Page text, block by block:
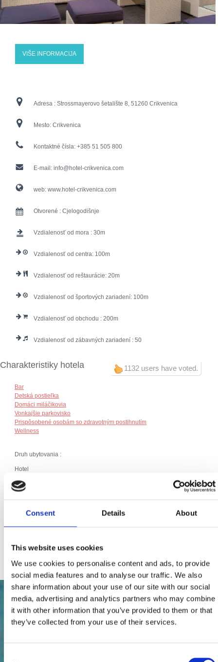
Consent Details About
This website uses cookies
We use cookies to personalise content and ads, to provide
social media features and to analyse our traffic. We also
share information about your use of our site with our social
media, advertising and analytics partners who may combine
it with other information that you’ve provided to them or that
they’ve collected from your use of their services.
VIŠE INFORMACIJA
Adresa : Strossmayerovo šetalište 8, 51260 Crikvenica
Mesto: Crikvenica
Kontaktné čísla: +385 51 505 800
E-mail: info@hotel-crikvenica.com
web: www.hotel-crikvenica.com
Otvorené : Cjelogodišnje
Vzdialenosť od mora : 30
Vzdialenosť od centra: 100
Vzdialenosť od reštaurácie: 20
Vzdialenosť od športových zariadení: 100
Vzdialenosť od obchodu : 200
Vzdialenosť od zábavných zariadení : 50
1132 users have voted.
Charakteristiky hotela
Bar
Detská postieľka
Domáci miláčikovia
Vonkajšie parkovisko
Prispôsobené osobám so zdravotným postihnutím
Wellness
Druh ubytovania :
Hotel
Dodatočne:
Parkovisko